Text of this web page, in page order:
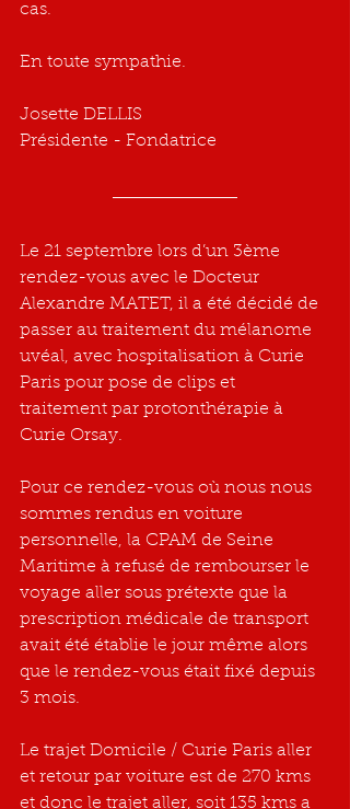
cas.
En toute sympathie.
Josette DELLIS
Présidente - Fondatrice
Le 21 septembre lors d’un 3ème
rendez-vous avec le Docteur
Alexandre MATET, il a été décidé de
passer au traitement du mélanome
uvéal, avec hospitalisation à Curie
Paris pour pose de clips et
traitement par protonthérapie à
Curie Orsay.
Pour ce rendez-vous où nous nous
sommes rendus en voiture
personnelle, la CPAM de Seine
Maritime à refusé de rembourser le
voyage aller sous prétexte que la
prescription médicale de transport
avait été établie le jour même alors
que le rendez-vous était fixé depuis
3 mois.
Le trajet Domicile / Curie Paris aller
et retour par voiture est de 270 kms
et donc le trajet aller, soit 135 kms a